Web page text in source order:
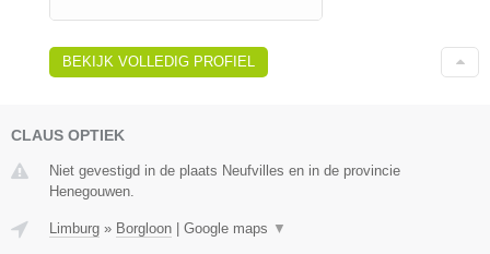
BEKIJK VOLLEDIG PROFIEL
CLAUS OPTIEK
Niet gevestigd in de plaats Neufvilles en in de provincie
Henegouwen.
Limburg » Borgloon Google maps ▼